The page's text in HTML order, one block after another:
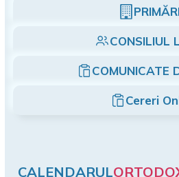
CONSILIUL
COMUNICATE
Cereri
CALENDARUL